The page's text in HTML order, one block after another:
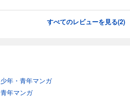
すべてのレビューを見る(2)
少年・青年マンガ
青年マンガ